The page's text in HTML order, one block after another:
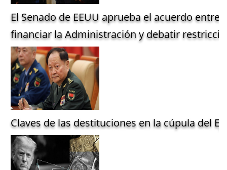
El Senado de EEUU aprueba el acuerdo entre
financiar la Administración y debatir
Claves de las destituciones en la cúpula del